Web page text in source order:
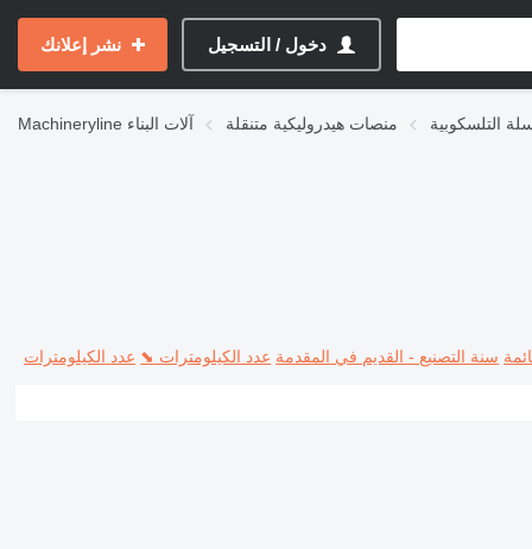
دخول / التسجيل نشر إعلانك
Machineryline آلات البناء منصات هيدروليكية متنقلة التلسكوبية
سنة التصنيع - القديم في المقدمة عدد الكيلومترات ⬊ عدد الكيلومترات